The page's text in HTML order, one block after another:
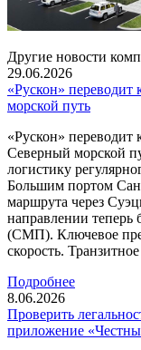
Другие новости
29.06.2026
«Рускон»
морской путь
«Рускон»
Северный морской
логистику
Большим портом
маршрута через
направлении теперь
(СМП). Ключевое
скорость.
Подробнее
8.06.2026
Проверить
приложение